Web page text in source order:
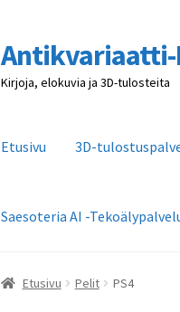
Siirry
navigointiin
Siirry
sisältöön
Antikvariaatti-
Kirjoja, elokuvia ja 3D-tulosteita
Etusivu 3D-
Saesoteria AI -
Etusivu 3D-
Etusivu Pelit PS4